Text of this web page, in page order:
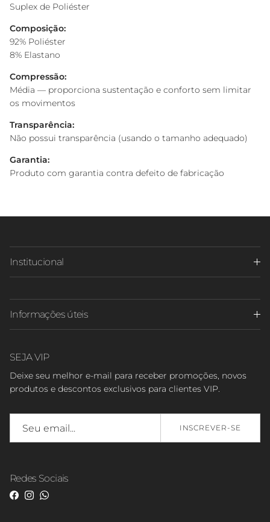
Suplex de Poliéster
Composição:
92% Poliéster
8% Elastano
Compressão:
Média — proporciona sustentação e conforto sem limitar
os movimentos
Transparência:
Não possui transparência (usando o tamanho adequado)
Garantia:
Produto com garantia contra defeito de fabricação
Institucional
Informações úteis
SEJA VIP
Deixe seu melhor e-mail para receber promoções, novos
produtos e descontos exclusivos para clientes VIP.
INSCREVER-SE
Redes Sociais
Facebook
Instagram
WhatsApp